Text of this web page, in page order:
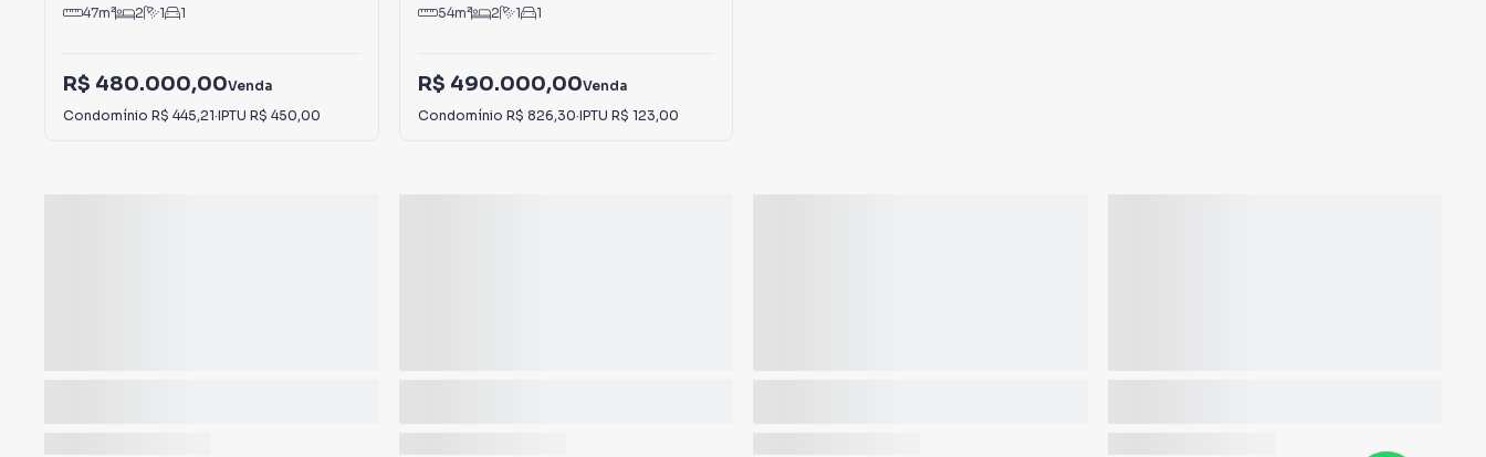
47m² 2 1 1
R$ 480.000,00Venda
Condomínio R$ 445,21·IPTU R$ 450,00
54m² 2 1 1
R$ 490.000,00Venda
Condomínio R$ 826,30·IPTU R$ 123,00